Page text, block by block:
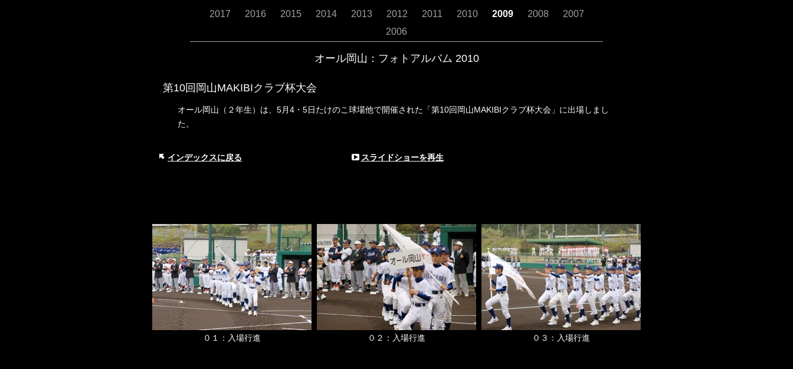
2017 2016 2015 2014 2013 2012 2011 2010 2009 2008
2007
2006
オール岡山：フォトアルバム 2010
オール岡山（２年生）は、 5月4・5日たけのこ球場他で開催された「第10回岡山MAKIBIクラブ杯大会」に出場しまし
た。
０１：入場行進 ０２：入場行進 ０３：入場行進
インデックスに戻る スライドショーを再生
第10回岡山MAKIBIクラブ杯大会